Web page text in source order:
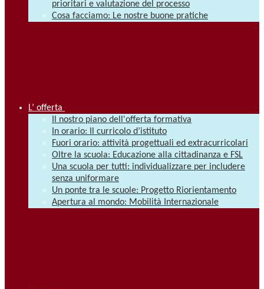
prioritari e valutazione del processo
Cosa facciamo: Le nostre buone pratiche
L’ offerta
Il nostro piano dell'offerta formativa
In orario: Il curricolo d’istituto
Fuori orario: attività progettuali ed extracurricolari
Oltre la scuola: Educazione alla cittadinanza e FSL
Una scuola per tutti: individualizzare per includere
senza uniformare
Un ponte tra le scuole: Progetto Riorientamento
Apertura al mondo: Mobilità Internazionale